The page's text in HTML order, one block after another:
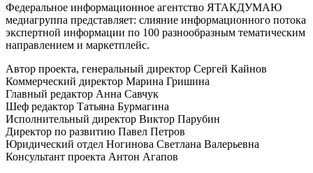
Федеральное информационное агентство ЯТАКДУМАЮ
медиагруппа представляет: слияние информационного потока
экспертной информации по 100 разнообразным тематическим
направлением и маркетплейс.
Автор проекта, генеральный директор Сергей Кайнов
Коммерческий директор Марина Гришина
Главный редактор Анна Савчук
Шеф редактор Татьяна Бурмагина
Исполнительный директор Виктор Парубин
Директор по развитию Павел Петров
Юридический отдел Ногинова Светлана Валерьевна
Консультант проекта Антон Агапов